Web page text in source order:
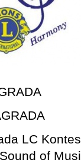
LC
Sound of